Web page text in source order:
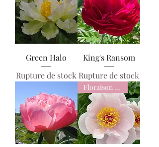
Green Halo
Rupture de stock
King's Ransom
Rupture de stock
Floraison tôt